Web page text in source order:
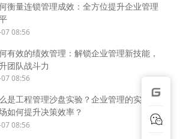
衡量连锁管理成效：全方位提升企业管理
08:56
有效的绩效管理：解锁企业管理新技能，
团队战斗力
08:56
是工程管理沙盘实验？企业管理的实战演
如何提升决策效率？
08:56